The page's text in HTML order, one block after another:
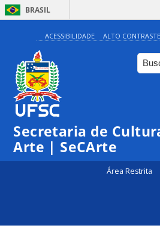
BRASIL
ACESSIBILIDADE ALTO CONTRASTE
Secretaria de
Arte | SeCArte
Área Restrita
0:00
1:00